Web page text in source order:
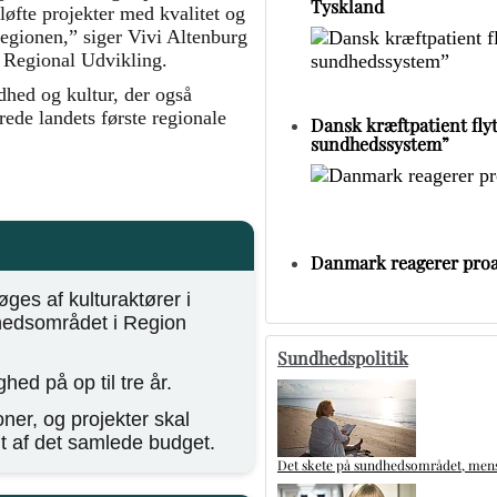
projekter med kvalitet og
siger Vivi Altenburg
Udvikling.
og kultur, der også
landets første regionale
af kulturaktører i
i Region
på op til tre år.
og projekter skal
af det samlede budget.
Tyskland
Dansk kræftpatient
sundhedssystem”
Danmark reagerer
Sundhedspolitik
Det skete på sundhedsområdet,